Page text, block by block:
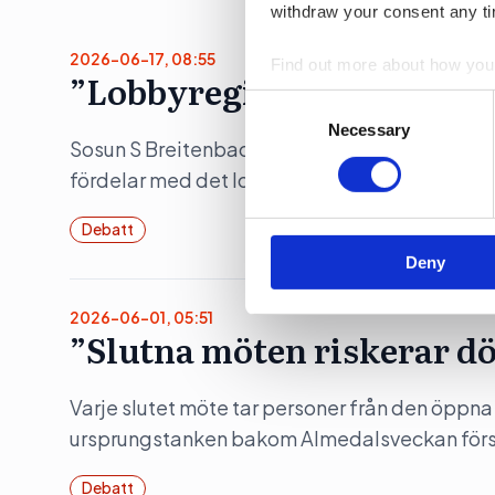
withdraw your consent any
Find out more about how
information about your use
other information that
Consent
Necessary
Deny
2026-06-17, 08:55
”Lobbyregistret kan
Sosun S Breitenbach, vd för Ulobby, som
fördelar med det lobbyregister som ska
Debatt
2026-06-01, 05:51
”Slutna möten riskerar
Varje slutet möte tar personer från den
ursprungstanken bakom Almedalsveckan
Debatt